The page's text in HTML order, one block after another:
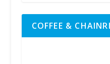
COFFEE &